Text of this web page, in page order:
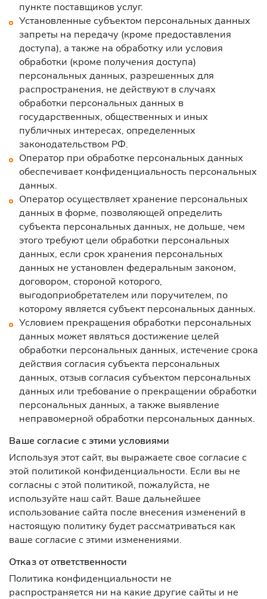
пункте поставщиков услуг.
Установленные субъектом персональных данных
запреты на передачу (кроме предоставления
доступа), а также на обработку или условия
обработки (кроме получения доступа)
персональных данных, разрешенных для
распространения, не действуют в случаях
обработки персональных данных в
государственных, общественных и иных
публичных интересах, определенных
законодательством РФ.
Оператор при обработке персональных данных
обеспечивает конфиденциальность персональных
данных.
Оператор осуществляет хранение персональных
данных в форме, позволяющей определить
субъекта персональных данных, не дольше, чем
этого требуют цели обработки персональных
данных, если срок хранения персональных
данных не установлен федеральным законом,
договором, стороной которого,
выгодоприобретателем или поручителем, по
которому является субъект персональных данных.
Условием прекращения обработки персональных
данных может являться достижение целей
обработки персональных данных, истечение срока
действия согласия субъекта персональных
данных, отзыв согласия субъектом персональных
данных или требование о прекращении обработки
персональных данных, а также выявление
неправомерной обработки персональных данных.
Ваше согласие с этими условиями
Используя этот сайт, вы выражаете свое согласие с
этой политикой конфиденциальности. Если вы не
согласны с этой политикой, пожалуйста, не
используйте наш сайт. Ваше дальнейшее
использование сайта после внесения изменений в
настоящую политику будет рассматриваться как
ваше согласие с этими изменениями.
Отказ от ответственности
Политика конфиденциальности не
распространяется ни на какие другие сайты и не